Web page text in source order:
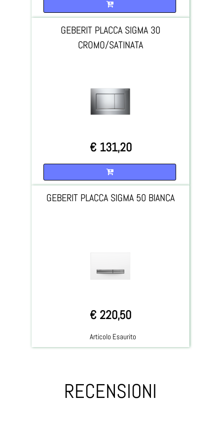
GEBERIT PLACCA SIGMA 30
CROMO/SATINATA
€ 131,20
GEBERIT PLACCA SIGMA 50 BIANCA
€ 220,50
Articolo Esaurito
RECENSIONI